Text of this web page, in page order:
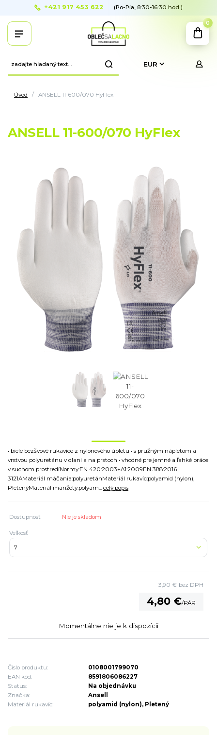
EUR
+421 917 453 622 (Po-Pia, 8:30-16:30 hod.)
0
Úvod ANSELL 11-600/070 HyFlex
ANSELL 11-600/070 HyFlex
• biele bezšvové rukavice z nylonového úpletu • s pružným nápletom a
vrstvou polyuretánu v dlani a na prstoch • vhodné pre jemné a ľahké práce
v suchom prostredíNormy:EN 420:2003+A1:2009EN 388:2016 |
3121AMateriál máčania:polyuretánMateriál rukavíc:polyamid (nylon),
PletenýMateriál manžety:polyam... celý popis
Dostupnosť Nie je skladom
Veľkosť
4,80 €/PÁR
3,90 € bez DPH
Momentálne nie je k dispozícii
Číslo produktu:
0108001799070
EAN kód:
8591806086227
Status:
Na objednávku
Značka:
Ansell
Materiál rukavíc:
polyamid (nylon), Pletený